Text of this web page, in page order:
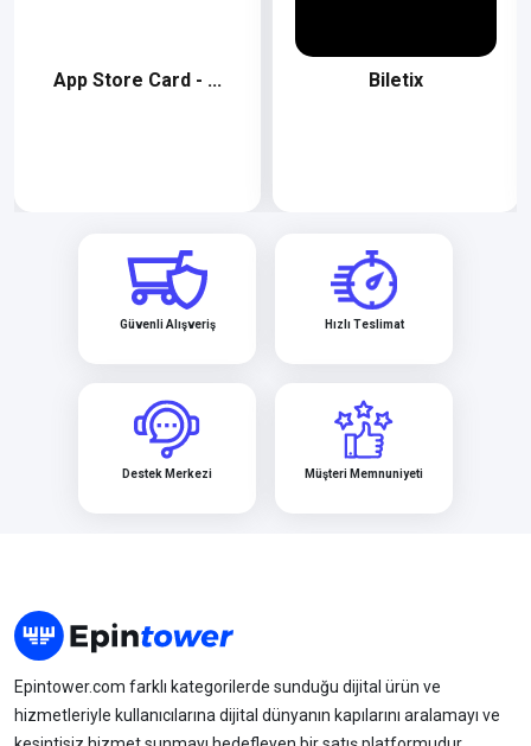
App Store Card - ... Biletix
Güvenli Alışveriş Hızlı Teslimat
Destek Merkezi Müşteri Memnuniyeti
Epintower.com farklı kategorilerde sunduğu dijital ürün ve
hizmetleriyle kullanıcılarına dijital dünyanın kapılarını aralamayı ve